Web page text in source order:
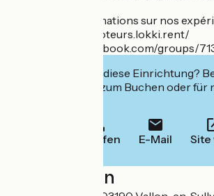
Pour plus d'informations sur nos
- https://aux-baboteurs.lokki.rent/
- https://www.facebook.com/groups/
Interessiert Sie diese Einrichtung?
deren Website zum Buchen oder für
Anrufen E-Mail Site
Localisation